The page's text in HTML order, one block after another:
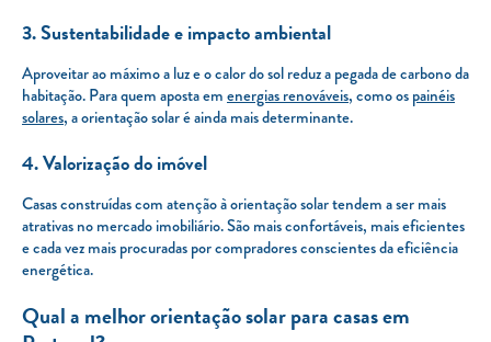
3. Sustentabilidade e impacto ambiental
Aproveitar ao máximo a luz e o calor do sol reduz a pegada de carbono da
habitação. Para quem aposta emenergias renováveis, como ospainéis
solares, a orientação solar é ainda mais determinante.
4. Valorização do imóvel
Casas construídas com atenção à orientação solar tendem a ser mais
atrativas no mercado imobiliário. São mais confortáveis, mais eficientes
e cada vez mais procuradas por compradores conscientes da eficiência
energética.
Qual a melhor orientação solar para casas em